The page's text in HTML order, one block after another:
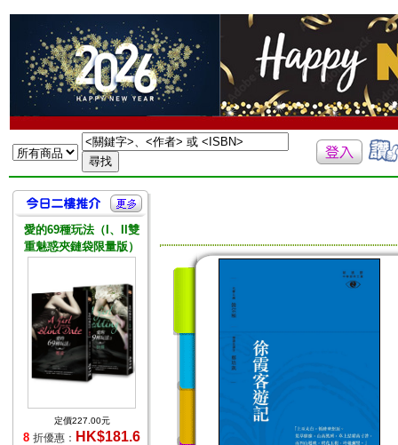
愛的69種玩法（I、II雙
重魅惑夾鏈袋限量版）
定價227.00元
8 折優惠： HK$181.6